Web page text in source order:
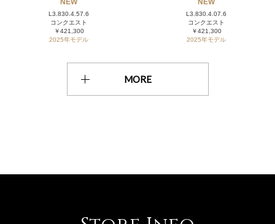
NEW
L3.830.4.57.6
コンクエスト
￥421,300
2025年モデル
NEW
L3.830.4.07.6
コンクエスト
￥421,300
2025年モデル
MORE